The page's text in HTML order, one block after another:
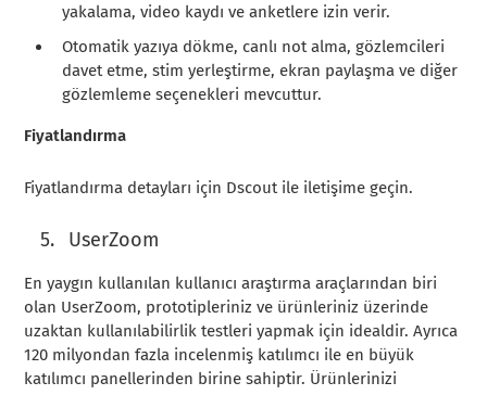
yakalama, video kaydı ve anketlere izin verir.
Otomatik yazıya dökme, canlı not alma, gözlemcileri
davet etme, stim yerleştirme, ekran paylaşma ve diğer
gözlemleme seçenekleri mevcuttur.
Fiyatlandırma
Fiyatlandırma detayları için Dscout ile iletişime geçin.
UserZoom
En yaygın kullanılan kullanıcı araştırma araçlarından biri
olan UserZoom, prototipleriniz ve ürünleriniz üzerinde
uzaktan kullanılabilirlik testleri yapmak için idealdir. Ayrıca
120 milyondan fazla incelenmiş katılımcı ile en büyük
katılımcı panellerinden birine sahiptir. Ürünlerinizi